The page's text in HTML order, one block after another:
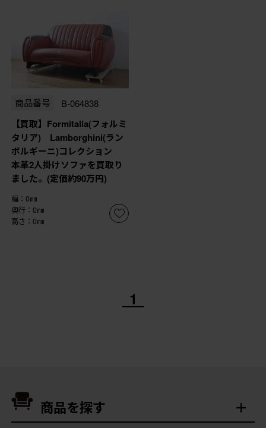
商品番号 B-064838
【買取】Formitalia(フォルミ
タリア) Lamborghini(ラン
ボルギーニ)コレクション
本革2人掛けソファを買取り
ました。(定価約90万円)
幅：0㎜
奥行：0㎜
高さ：0㎜
1
商品を探す